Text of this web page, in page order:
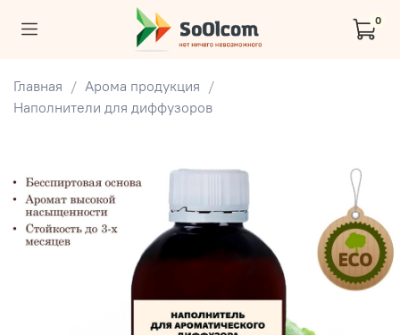
0
Главная
Арома продукция
Наполнители для диффузоров